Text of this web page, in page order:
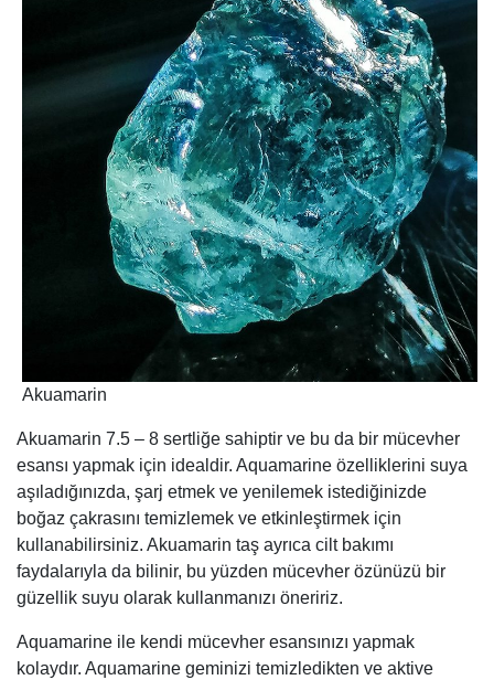
Akuamarin
Akuamarin 7.5 – 8 sertliğe sahiptir ve bu da bir mücevher
esansı yapmak için idealdir. Aquamarine özelliklerini suya
aşıladığınızda, şarj etmek ve yenilemek istediğinizde
boğaz çakrasını temizlemek ve etkinleştirmek için
kullanabilirsiniz. Akuamarin taş ayrıca cilt bakımı
faydalarıyla da bilinir, bu yüzden mücevher özünüzü bir
güzellik suyu olarak kullanmanızı öneririz.
Aquamarine ile kendi mücevher esansınızı yapmak
kolaydır. Aquamarine geminizi temizledikten ve aktive